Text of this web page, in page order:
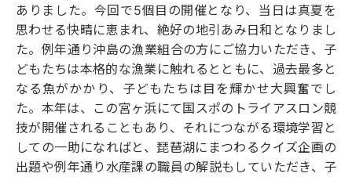
ありました。今回で5個目の開催となり、当日は真夏を
思わせる快晴に恵まれ、絶好の地引あみ日和となりまし
た。例年通り沖島の漁業組合の方にご協力いただき、子
どもたちは本格的な漁業に触れるとともに、過去最多と
なる魚がかかり、子どもたちは目を輝かせ大興奮でし
た。本年は、この宮ヶ浜にて国スポのトライアスロン競
技が開催されることもあり、それにつながる環境学習と
しての一助になればと、琵琶湖にまつわるクイズ企画の
出題や例年通り水産課の職員の解説もしていただき、子